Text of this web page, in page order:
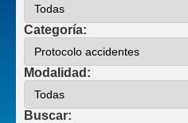
Categoría:
Modalidad:
Buscar: